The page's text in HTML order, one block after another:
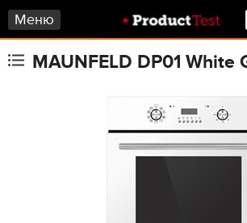
Меню
MAUNFELD DP01 White